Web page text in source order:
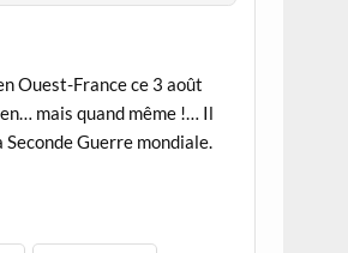
Ouest-France ce 3 août
mais quand même !… Il
Guerre mondiale.